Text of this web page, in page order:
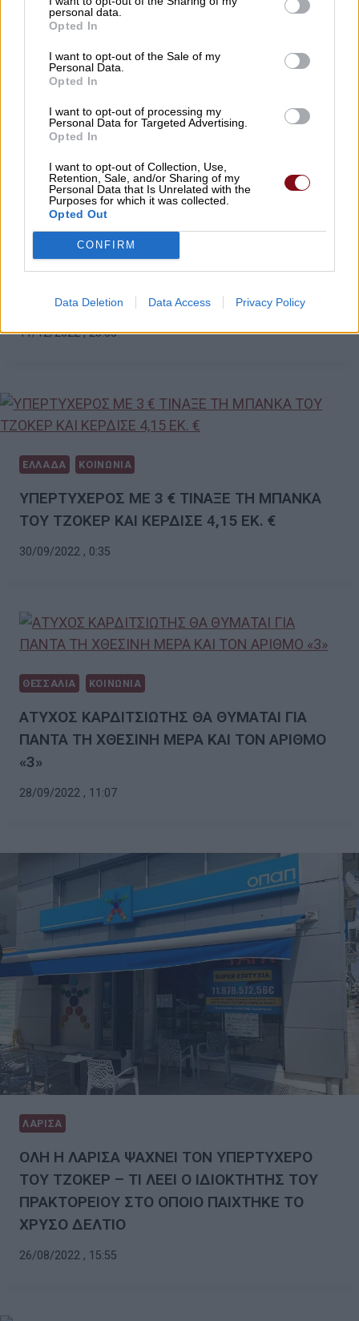
personal data.
Opted In
I want to opt-out of the Sale of my
Personal Data.
Opted In
I want to opt-out of processing my
Personal Data for Targeted Advertising.
Opted In
I want to opt-out of Collection, Use,
Retention, Sale, and/or Sharing of my
Personal Data that Is Unrelated with the
Purposes for which it was collected.
Opted Out
CONFIRM
Data Deletion Data Access Privacy Policy
ΕΝΑΣ ΥΠΕΡΤΥΧΕΡΟΣ ΜΕ 3 € ΚΕΡΔΙΣΕ 6 ΕΚ. €
ΣΤΟ ΤΖΟΚΕΡ – ΔΕΙΤΕ ΠΟΥ ΠΑΙΧΤΗΚΕ ΤΟ
ΧΡΥΣΟ ΔΕΛΤΙΟ
10/01/2023 , 23:30
ΕΛΛΑΔΑ
ΕΝΑΣ ΥΠΕΡΤΥΧΕΡΟΣ ΚΕΡΔΙΣΕ 9 ΕΚ. € ΣΤΟ
ΔΕΛΤΙΟ
11/12/2022 , 23:35
ΕΛΛΑΔΑ ΚΟΙΝΩΝΙΑ
ΥΠΕΡΤΥΧΕΡΟΣ ΜΕ 3 € ΤΙΝΑΞΕ ΤΗ ΜΠΑΝΚΑ
ΤΟΥ ΤΖΟΚΕΡ ΚΑΙ ΚΕΡΔΙΣΕ 4,15 ΕΚ. €
30/09/2022 , 0:35
ΘΕΣΣΑΛΙΑ ΚΟΙΝΩΝΙΑ
ΑΤΥΧΟΣ ΚΑΡΔΙΤΣΙΩΤΗΣ ΘΑ ΘΥΜΑΤΑΙ ΓΙΑ
ΠΑΝΤΑ ΤΗ ΧΘΕΣΙΝΗ ΜΕΡΑ ΚΑΙ ΤΟΝ ΑΡΙΘΜΟ
«3»
28/09/2022 , 11:07
ΛΑΡΙΣΑ
ΟΛΗ Η ΛΑΡΙΣΑ ΨΑΧΝΕΙ ΤΟΝ ΥΠΕΡΤΥΧΕΡΟ
ΤΟΥ ΤΖΟΚΕΡ – ΤΙ ΛΕΕΙ Ο ΙΔΙΟΚΤΗΤΗΣ ΤΟΥ
ΠΡΑΚΤΟΡΕΙΟΥ ΣΤΟ ΟΠΟΙΟ ΠΑΙΧΤΗΚΕ ΤΟ
ΧΡΥΣΟ ΔΕΛΤΙΟ
26/08/2022 , 15:55